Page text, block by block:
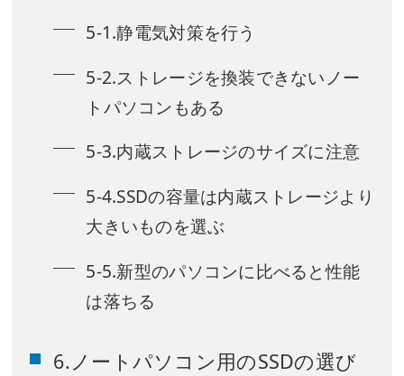
5-1.静電気対策を行う
5-2.ストレージを換装できないノー
トパソコンもある
5-3.内蔵ストレージのサイズに注意
5-4.SSDの容量は内蔵ストレージより
大きいものを選ぶ
5-5.新型のパソコンに比べると性能
は落ちる
6.ノートパソコン用のSSDの選び